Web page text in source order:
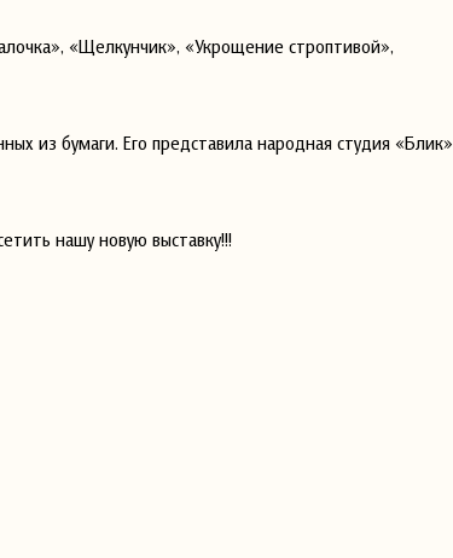
«Щелкунчик», «Укрощение строптивой»,
из бумаги. Его представила народная студия «Блик»
нашу новую выставку!!!